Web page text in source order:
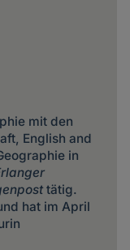
mit den
English and
in
tätig.
hat im April